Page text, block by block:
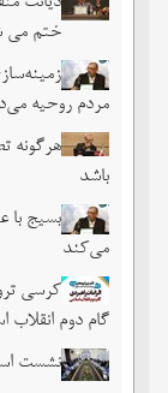
ختم می
مردم روحیه
باشد
بسیج با
می‌کند
کرسی
گام دوم انقلاب
نشست